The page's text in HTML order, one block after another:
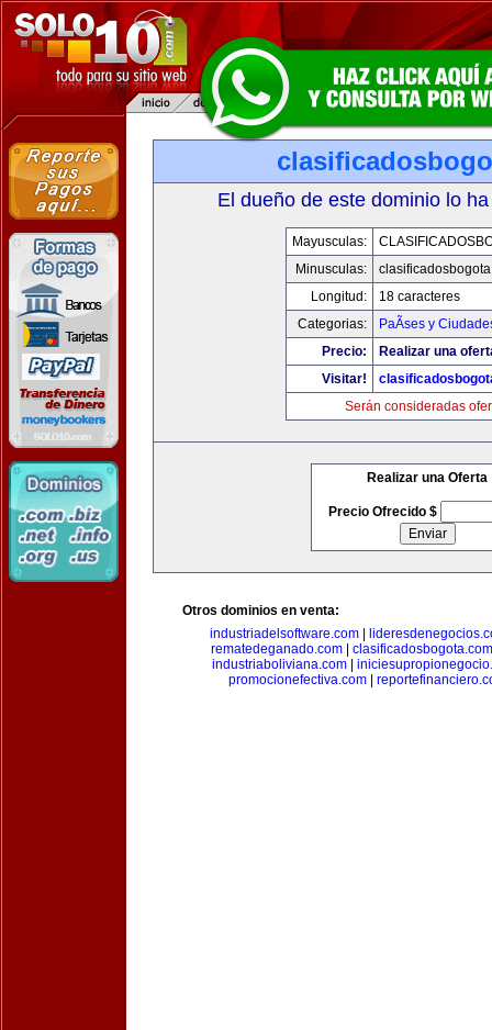
El dueño de este dominio lo
Mayusculas:
Minusculas:
Longitud:
18 caracteres
Categorias:
PaÃ­ses y
Precio:
Realizar una
Visitar!
Serán consideradas
Realizar una Oferta
Precio Ofrecido $
Otros dominios en venta:
industriadelsoftware.com
rematedeganado.com| clasificadosbogota.com
industriaboliviana.com|
promocionefectiva.com